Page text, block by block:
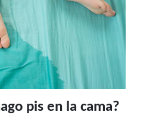
pis en la cama?